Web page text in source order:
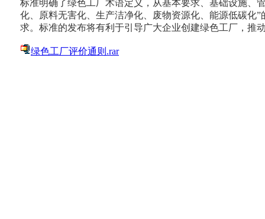
标准明确了绿色工厂术语定义，从基本要求、基础设施、
化、原料无害化、生产洁净化、废物资源化、能源低碳化
求。标准的发布将有利于引导广大企业创建绿色工厂，推
绿色工厂评价通则.rar